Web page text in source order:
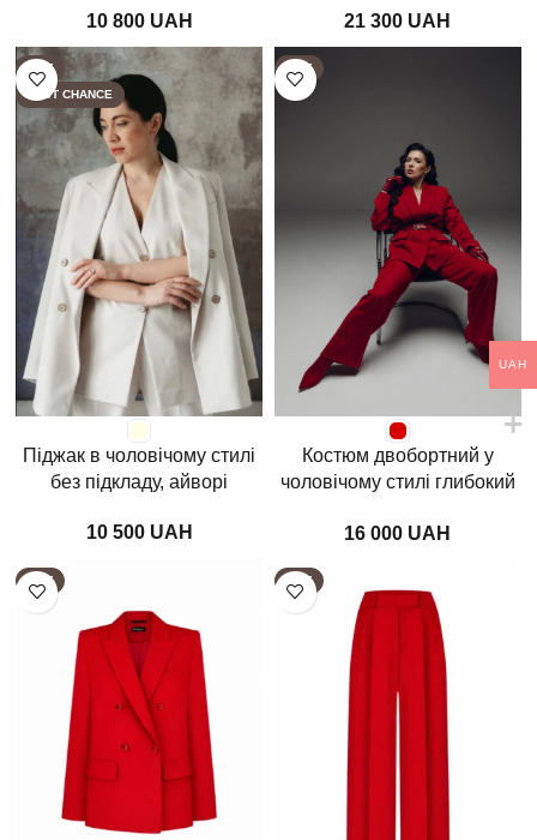
UAH UAH
HOT
LAST CHANCE
Піджак в чоловічому стилі
без підкладу, айворі
UAH
HOT
Костюм двобортний у
чоловічому стилі глибокий
UAH
HOT HOT
UAH